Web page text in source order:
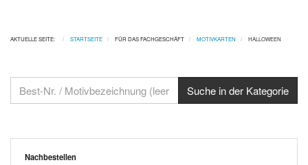
AKTUELLE SEITE: STARTSEITE FÜR DAS FACHGESCHÄFT MOTIVKARTEN HALLOWEEN
Nachbestellen